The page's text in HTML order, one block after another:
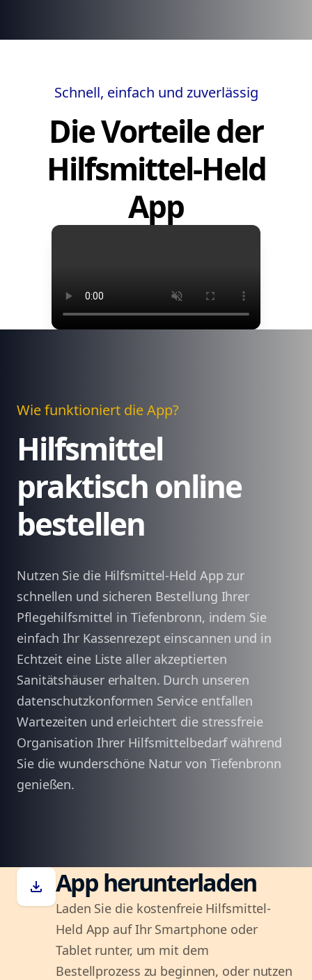
Schnell, einfach und zuverlässig
Die Vorteile der
Hilfsmittel-Held
App
Wie funktioniert die App?
Hilfsmittel
praktisch online
bestellen
Nutzen Sie die Hilfsmittel-Held App zur
schnellen und sicheren Bestellung Ihrer
Pflegehilfsmittel in Tiefenbronn, indem Sie
einfach Ihr Kassenrezept einscannen und in
Echtzeit eine Liste aller akzeptierten
Sanitätshäuser erhalten. Durch unseren
datenschutzkonformen Service entfallen
Wartezeiten und erleichtert die stressfreie
Organisation Ihrer Hilfsmittelbedarf während
Sie die wunderschöne Natur von Tiefenbronn
genießen.
download App herunterladen
Laden Sie die kostenfreie Hilfsmittel-
Held App auf Ihr Smartphone oder
Tablet runter, um mit dem
Bestellprozess zu beginnen, oder nutzen